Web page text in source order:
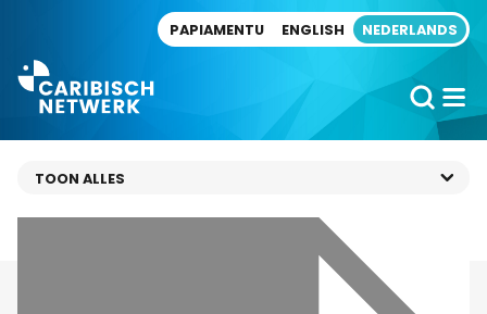
PAPIAMENTU ENGLISH NEDERLANDS